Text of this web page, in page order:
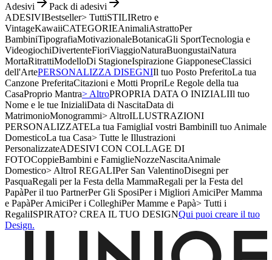
Adesivi
Pack di adesivi
ADESIVIBestseller> TuttiSTILIRetro e
VintageKawaiiCATEGORIEAnimaliAstrattoPer
BambiniTipografiaMotivazionaleBotanicaGli SportTecnologia e
VideogiochiDivertenteFioriViaggioNaturaBuongustaiNatura
MortaRitrattiModelloDi StagioneIspirazione GiapponeseClassici
dell'ArtePERSONALIZZA DISEGNIIl tuo Posto PreferitoLa tua
Canzone PreferitaCitazioni e Motti PropriLe Regole della tua
CasaProprio Mantra> AltroPROPRIA DATA O INIZIALIIl tuo
Nome e le tue InizialiData di NascitaData di
MatrimonioMonogrammi> AltroILLUSTRAZIONI
PERSONALIZZATELa tua FamigliaI vostri BambiniIl tuo Animale
DomesticoLa tua Casa> Tutte le Illustrazioni
PersonalizzateADESIVI CON COLLAGE DI
FOTOCoppieBambini e FamiglieNozzeNascitaAnimale
Domestico> AltroI REGALIPer San ValentinoDisegni per
PasquaRegali per la Festa della MammaRegali per la Festa del
PapàPer il tuo PartnerPer Gli SposiPer i Migliori AmiciPer Mamma
e PapàPer AmiciPer i ColleghiPer Mamme e Papà> Tutti i
RegaliISPIRATO? CREA IL TUO DESIGNQui puoi creare il tuo
Design.